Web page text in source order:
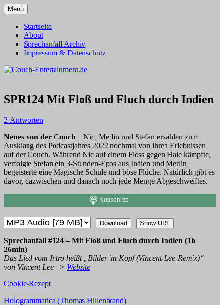
Zum
Inhalt
springen
Couch-Entertainment.de
Menü
Startseite
About
Sprechanfall Archiv
Impressum & Datenschutz
SPR124 Mit Floß und Fluch durch Indien
2 Antworten
Neues von der Couch – Nic, Merlin und Stefan erzählen zum
Ausklang des Podcastjahres 2022 nochmal von ihren Erlebnissen
auf der Couch. Während Nic auf einem Floss gegen Haie kämpfte,
verfolgte Stefan ein 3-Stunden-Epos aus Indien und Merlin
begeisterte eine Magische Schule und böse Flüche. Natürlich gibt es
davor, dazwischen und danach noch jede Menge Abgeschweiftes.
Download Show URL
Sprechanfall #124 – Mit Floß und Fluch durch Indien (1h
26min)
Das Lied vom Intro heißt „Bilder im Kopf (Vincent-Lee-Remix)“
von Vincent Lee –> Website
Cookie-Rezept
Hologrammatica (Thomas Hillenbrand)